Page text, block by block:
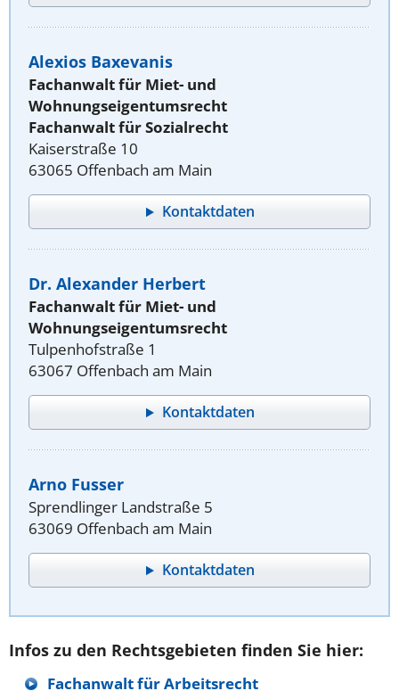
Alexios Baxevanis
Fachanwalt für Miet- und
Wohnungseigentumsrecht
Fachanwalt für Sozialrecht
Kaiserstraße 10
63065 Offenbach am Main
Kontaktdaten
Dr. Alexander Herbert
Fachanwalt für Miet- und
Wohnungseigentumsrecht
Tulpenhofstraße 1
63067 Offenbach am Main
Kontaktdaten
Arno Fusser
Sprendlinger Landstraße 5
63069 Offenbach am Main
Kontaktdaten
Infos zu den Rechtsgebieten finden Sie hier:
Fachanwalt für Arbeitsrecht